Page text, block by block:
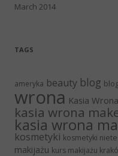
March 2014
TAGS
ameryka beauty blog
wrona Kasia
kasia wrona
kasia wrona
kosmetyki kosmetyki
makijażu kurs makijażu